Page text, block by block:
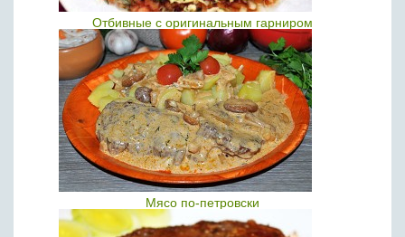
Отбивные с оригинальным гарниром
Мясо по-петровски